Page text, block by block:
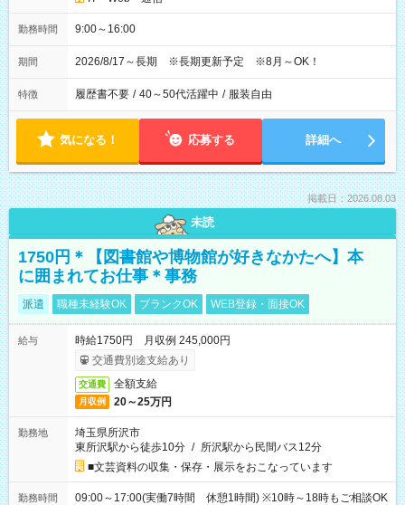
勤務時間 9:00～16:00
期間 2026/8/17～長期 ※長期更新予定 ※8月～OK！
特徴 履歴書不要 / 40～50代活躍中 / 服装自由
気になる！ 応募する 詳細へ
掲載日：2026.08.03
未読
1750円＊【図書館や博物館が好きなかたへ】本
に囲まれてお仕事＊事務
派遣 職種未経験OK ブランクOK WEB登録・面接OK
給与
時給1750円 月収例 245,000円
交通費別途支給あり
交通費 全額支給
月収例 20～25万円
勤務地
埼玉県所沢市
東所沢駅から徒歩10分 / 所沢駅から民間バス12分
■文芸資料の収集・保存・展示をおこなっています
勤務時間
09:00～17:00(実働7時間 休憩1時間) ※10時～18時もご相談OK